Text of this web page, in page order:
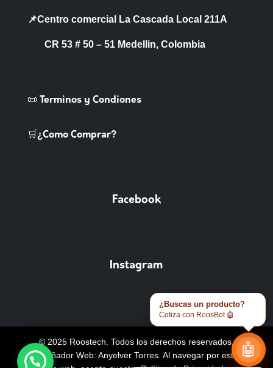
📌Centro comercial La Cascada Local 211A
CR 53 # 50 – 51 Medellin, Colombia
📜 Terminos y Condiones
🛒¿Como Comprar?
Facebook
Instagram
© 2025 Roostech. Todos los derechos reservados.
Diseñador Web: Anyelver Torres. Al navegar por este
¿Buscas un producto?
Cotiza con RoosBot 🤖
🤖